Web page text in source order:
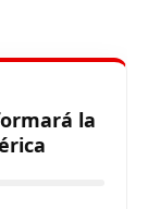
la